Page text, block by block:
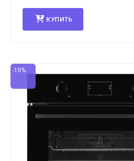
КУПИТЬ
-10%